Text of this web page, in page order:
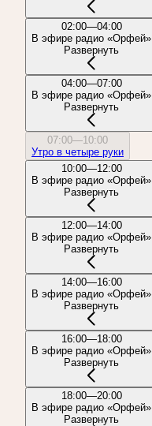
02:00—04:00
В эфире радио «Орфей»
Развернуть
04:00—07:00
В эфире радио «Орфей»
Развернуть
07:00—10:00
Утро в четыре руки
10:00—12:00
В эфире радио «Орфей»
Развернуть
12:00—14:00
В эфире радио «Орфей»
Развернуть
14:00—16:00
В эфире радио «Орфей»
Развернуть
16:00—18:00
В эфире радио «Орфей»
Развернуть
18:00—20:00
В эфире радио «Орфей»
Развернуть